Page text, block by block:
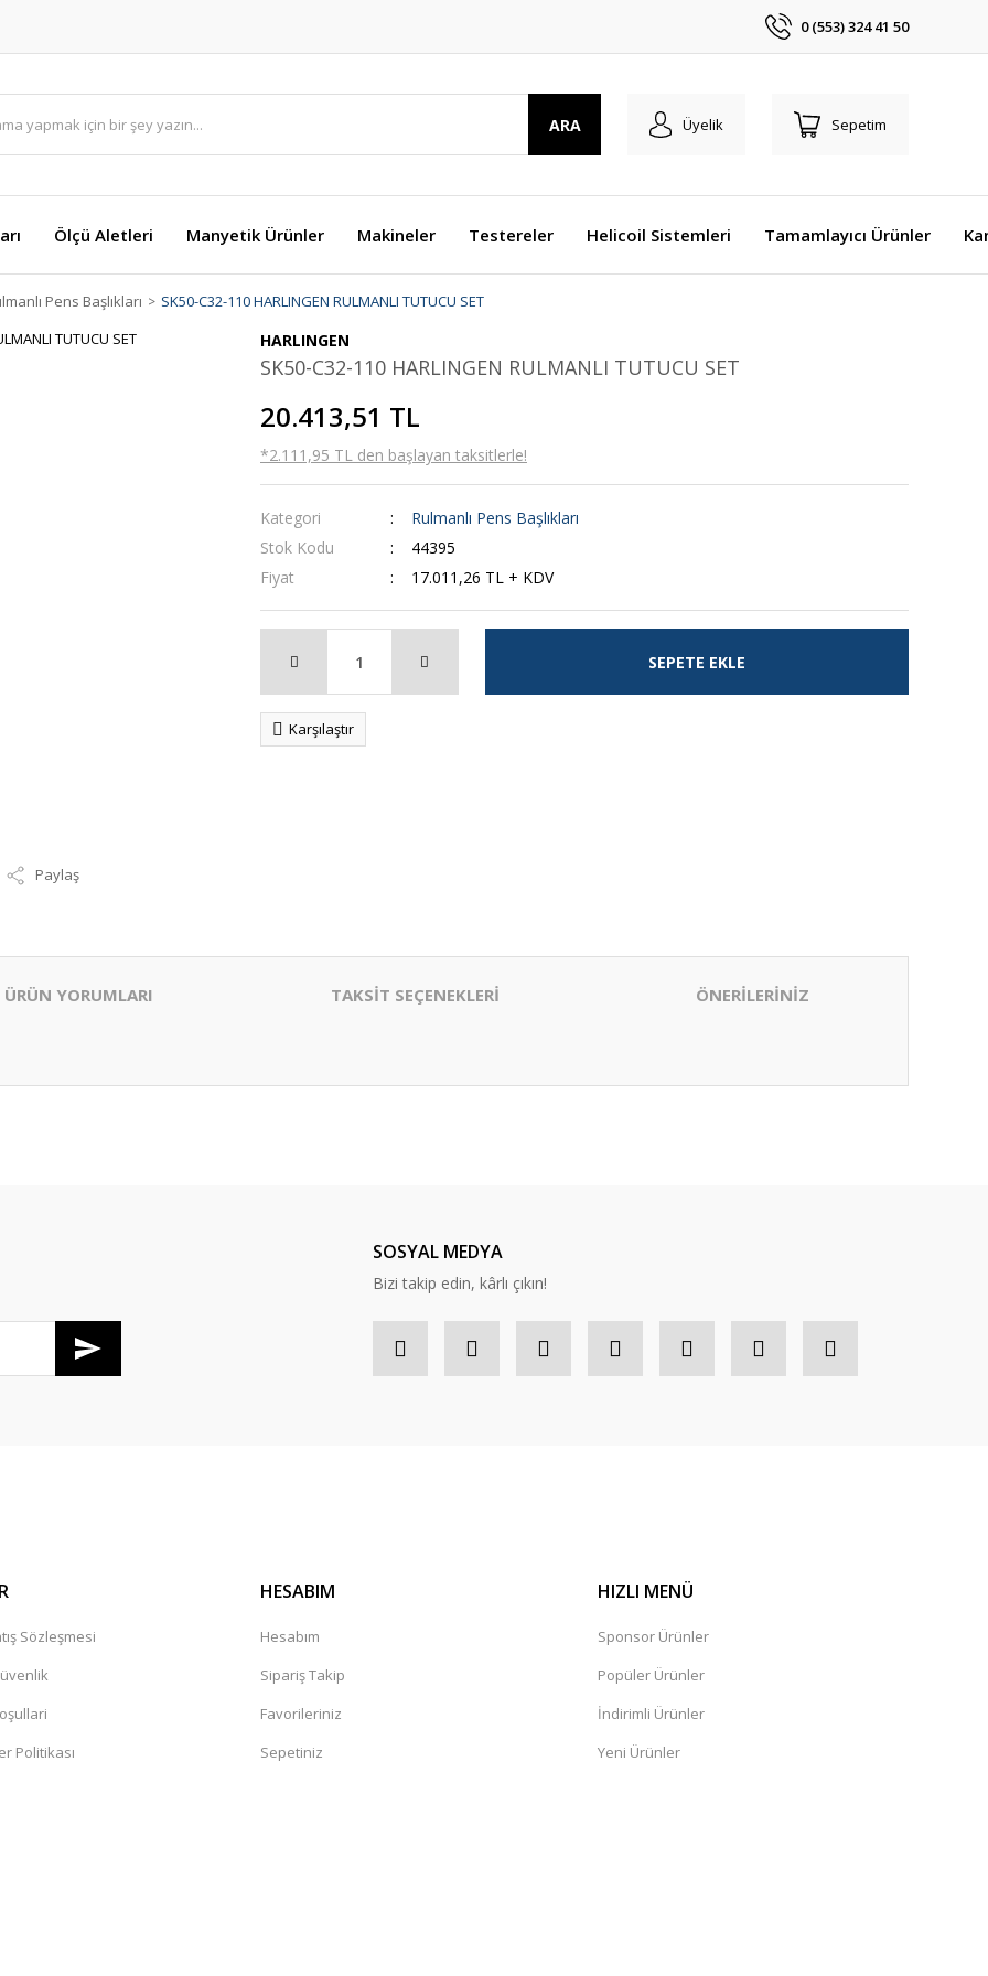
0 (553) 324 41 50
ARA Üyelik Sepetim
Ölçü Aletleri Manyetik Ürünler Makineler Testereler Helicoil Sistemleri Tamamlayıcı Ürünler
Pens Başlıkları SK50-C32-110 HARLINGEN RULMANLI TUTUCU SET
Paylaş
HARLINGEN
SK50-C32-110 HARLINGEN RULMANLI TUTUCU SET
20.413,51 TL
*2.111,95 TL den başlayan taksitlerle!
Kategori
Rulmanlı Pens Başlıkları
Stok Kodu
44395
Fiyat
17.011,26 TL + KDV
SEPETE EKLE
Karşılaştır
ÜRÜN YORUMLARI TAKSİT SEÇENEKLERİ ÖNERİLERİNİZ
SOSYAL MEDYA
Bizi takip edin, kârlı çıkın!
Sözleşmesi
Politikası
HESABIM
Hesabım
Sipariş Takip
Favorileriniz
Sepetiniz
HIZLI MENÜ
Sponsor Ürünler
Popüler Ürünler
İndirimli Ürünler
Yeni Ürünler